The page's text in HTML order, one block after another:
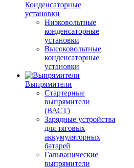
Конденсаторные
установки
Низковольтные
конденсаторные
установки
Высоковольтные
конденсаторные
установки
Выпрямители
Стартерные
выпрямители
(ВАСТ)
Зарядные устройства
для тяговых
аккумуляторных
батарей
Гальванические
выпрямители